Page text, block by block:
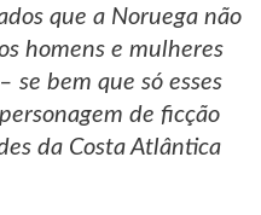
que a Noruega não
homens e mulheres
se bem que só esses
de ficção
da Costa Atlântica